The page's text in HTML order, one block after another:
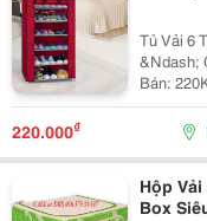
Tủ Vải 6
&Ndash;
Bán:
Tầng Đa
Giữ
220.000₫
Hộp
Box